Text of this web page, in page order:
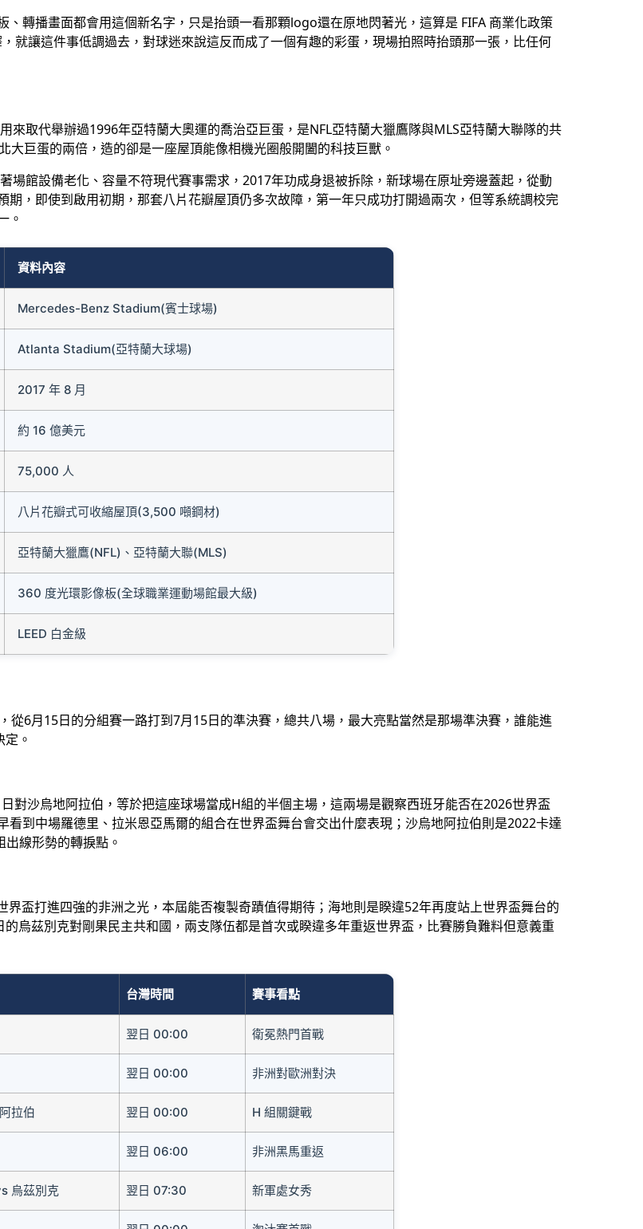
轉播畫面都會用這個新名字，只是抬頭一看那顆logo還在原地閃著光，這算是 FIFA 商業化政策
就讓這件事低調過去，對球迷來說這反而成了一個有趣的彩蛋，現場拍照時抬頭那一張，比任何
來取代舉辦過1996年亞特蘭大奧運的喬治亞巨蛋，是NFL亞特蘭大獵鷹隊與MLS亞特蘭大聯隊的共
巨蛋的兩倍，造的卻是一座屋頂能像相機光圈般開闔的科技巨獸。
場館設備老化、容量不符現代賽事需求，2017年功成身退被拆除，新球場在原址旁邊蓋起，從動
，即使到啟用初期，那套八片花瓣屋頂仍多次故障，第一年只成功打開過兩次，但等系統調校完
。
資料內容
Mercedes-Benz Stadium(賓士球場)
Atlanta Stadium(亞特蘭大球場)
2017 年 8 月
約 16 億美元
75,000 人
八片花瓣式可收縮屋頂(3,500 噸鋼材)
亞特蘭大獵鷹(NFL)、亞特蘭大聯(MLS)
360 度光環影像板(全球職業運動場館最大級)
LEED 白金級
從6月15日的分組賽一路打到7月15日的準決賽，總共八場，最大亮點當然是那場準決賽，誰能進
。
對沙烏地阿拉伯，等於把這座球場當成H組的半個主場，這兩場是觀察西班牙能否在2026世界盃
到中場羅德里、拉米恩亞馬爾的組合在世界盃舞台會交出什麼表現；沙烏地阿拉伯則是2022卡達
線形勢的轉捩點。
盃打進四強的非洲之光，本屆能否複製奇蹟值得期待；海地則是睽違52年再度站上世界盃舞台的
烏茲別克對剛果民主共和國，兩支隊伍都是首次或睽違多年重返世界盃，比賽勝負難料但意義重
台灣時間 賽事看點
翌日 00:00 衛冕熱門首戰
翌日 00:00 非洲對歐洲對決
拉伯 翌日 00:00 H 組關鍵戰
翌日 06:00 非洲黑馬重返
烏茲別克 翌日 07:30 新軍處女秀